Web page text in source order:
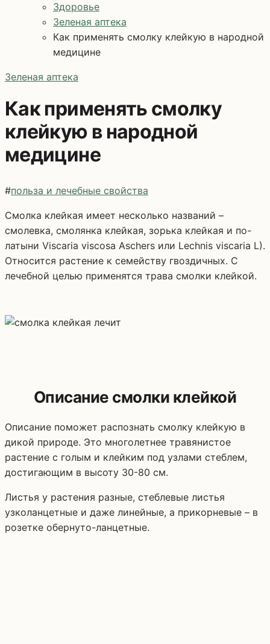
Здоровье
Зеленая аптека
Как применять смолку клейкую в народной
медицине
Зеленая аптека
Как применять смолку
клейкую в народной
медицине
#польза и лечебные свойства
Смолка клейкая имеет несколько названий –
смолевка, смолянка клейкая, зорька клейкая и по-
латыни Viscaria viscosa Aschers или Lechnis viscaria L).
Относится растение к семейству гвоздичных. С
лечебной целью применятся трава смолки клейкой.
Описание смолки клейкой
Описание поможет распознать смолку клейкую в
дикой природе. Это многолетнее травянистое
растение с голым и клейким под узлами стеблем,
достигающим в высоту 30-80 см.
Листья у растения разные, стеблевые листья
узколанцетные и даже линейные, а прикорневые – в
розетке обернуто-ланцетные.